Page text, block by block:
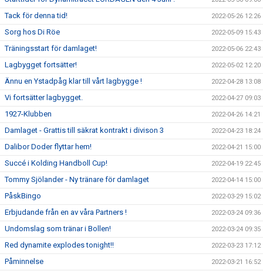
Tack för denna tid! 2022-05-26 12:26
Sorg hos Di Röe 2022-05-09 15:43
Träningsstart för damlaget! 2022-05-06 22:43
Lagbygget fortsätter! 2022-05-02 12:20
Ännu en Ystadpåg klar till vårt lagbygge ! 2022-04-28 13:08
Vi fortsätter lagbygget. 2022-04-27 09:03
1927-Klubben 2022-04-26 14:21
Damlaget - Grattis till säkrat kontrakt i divison 3 2022-04-23 18:24
Dalibor Doder flyttar hem! 2022-04-21 15:00
Succé i Kolding Handboll Cup! 2022-04-19 22:45
Tommy Sjölander - Ny tränare för damlaget 2022-04-14 15:00
PåskBingo 2022-03-29 15:02
Erbjudande från en av våra Partners ! 2022-03-24 09:36
Undomslag som tränar i Bollen! 2022-03-24 09:35
Red dynamite explodes tonight!! 2022-03-23 17:12
Påminnelse 2022-03-21 16:52